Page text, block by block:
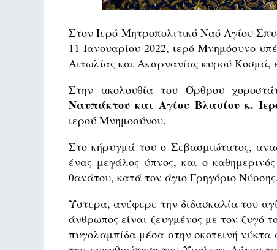
Στον Ιερό Μητροπολιτικό Ναό Αγίου
11 Ιανουαρίου 2022, ιερό Μνημόσυνο
Αιτωλίας και Ακαρνανίας κυρού Κοσμά,
Στην ακολουθία του Όρθρου
Ναυπάκτου και Αγίου Βλασίου κ.
ιερού Μνημοσύνου.
Στο κήρυγμά του ο Σεβασμιώτατος,
ένας μεγάλος ύπνος, και ο
θανάτου, κατά τον άγιο Γρηγόριο Νύσσης.
Ύστερα, ανέφερε την διδασκαλία του
άνθρωπος είναι ζευγμένος με τον ζυγό
πυγολαμπίδα μέσα στην σκοτεινή